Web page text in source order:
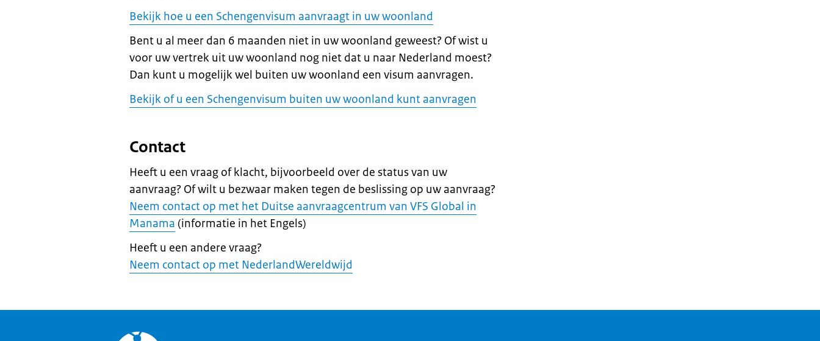
Bekijk hoe u een Schengenvisum aanvraagt in uw woonland
Bent u al meer dan 6 maanden niet in uw woonland geweest? Of wist u
voor uw vertrek uit uw woonland nog niet dat u naar Nederland moest?
Dan kunt u mogelijk wel buiten uw woonland een visum aanvragen.
Bekijk of u een Schengenvisum buiten uw woonland kunt aanvragen
Contact
Heeft u een vraag of klacht, bijvoorbeeld over de status van uw
aanvraag? Of wilt u bezwaar maken tegen de beslissing op uw aanvraag?
Neem contact op met het Duitse aanvraagcentrum van VFS Global in
Manama (informatie in het Engels)
Heeft u een andere vraag?
Neem contact op met NederlandWereldwijd